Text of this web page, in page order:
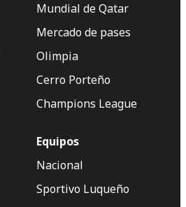
Mundial de Qatar
Mercado de pases
Olimpia
Cerro Porteño
Champions League
Equipos
Nacional
Sportivo Luqueño